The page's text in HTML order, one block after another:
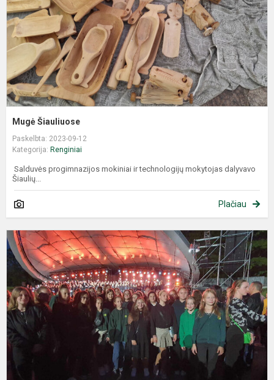
Mugė Šiauliuose
Paskelbta: 2023-09-12
Kategorija: Renginiai
Salduvės progimnazijos mokiniai ir technologijų mokytojas dalyvavo
Šiaulių...
Plačiau